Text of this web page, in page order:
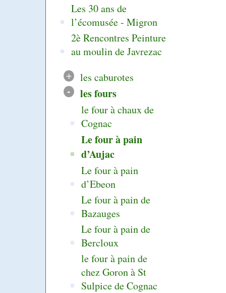
Les 30 ans de
l’écomusée - Migron
2è Rencontres Peinture
au moulin de Javrezac
+
les caburotes
- les fours
le four à chaux de
Cognac
Le four à pain
d’Aujac
Le four à pain
d’Ebeon
Le four à pain de
Bazauges
Le four à pain de
Bercloux
le four à pain de
chez Goron à St
Sulpice de Cognac